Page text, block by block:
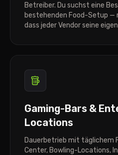
Betreiber. Du suchst eine
bestehenden Food-Setup —
dass jeder Vendor seine
Gaming-Bars &
Locations
Dauerbetrieb mit täglichem
Center, Bowling-Locations,